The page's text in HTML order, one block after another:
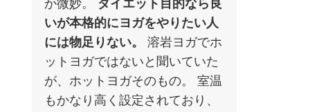
か微妙。 ダイエット目的なら良
いが本格的にヨガをやりたい人
には物足りない。
溶岩ヨガでホ
ットヨガではないと聞いていた
が、ホットヨガそのもの。 室温
もかなり高く設定されており、